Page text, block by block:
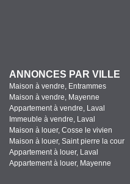
ANNONCES PAR VILLE
Maison à vendre, Entrammes
Maison à vendre, Mayenne
Appartement à vendre, Laval
Immeuble à vendre, Laval
Maison à louer, Cosse le vivien
Maison à louer, Saint pierre la cour
Appartement à louer, Laval
Appartement à louer, Mayenne